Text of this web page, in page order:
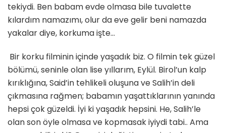
tekiydi. Ben babam evde olmasa bile tuvalette
kılardım namazımı, olur da eve gelir beni namazda
yakalar diye, korkuma işte…
Bir korku filminin içinde yaşadık biz. O filmin tek güzel
bölümü, seninle olan lise yıllarım, Eylül. Birol’un kalp
kırıklığına, Said’in tehlikeli oluşuna ve Salih’in deli
çıkmasına rağmen; babamın yaşattıklarının yanında
hepsi çok güzeldi. İyi ki yaşadık hepsini. He, Salih’le
olan son öyle olmasa ve kopmasak iyiydi tabi.. Ama